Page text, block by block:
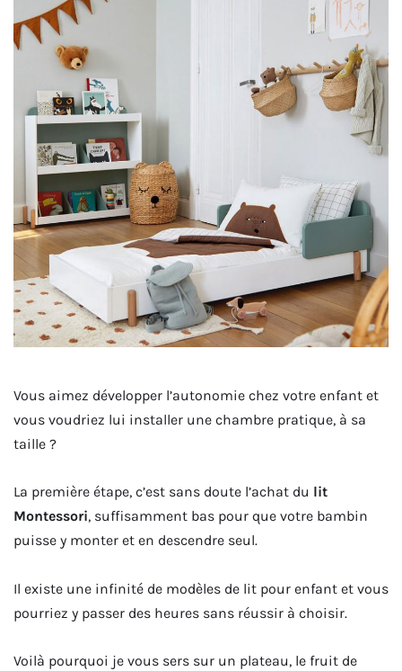
Vous aimez développer l’autonomie chez votre enfant et
vous voudriez lui installer une chambre pratique, à sa
taille ?
La première étape, c’est sans doute l’achat du lit
Montessori, suffisamment bas pour que votre bambin
puisse y monter et en descendre seul.
Il existe une infinité de modèles de lit pour enfant et vous
pourriez y passer des heures sans réussir à choisir.
Voilà pourquoi je vous sers sur un plateau, le fruit de